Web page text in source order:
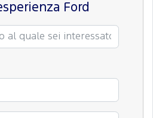
Ford